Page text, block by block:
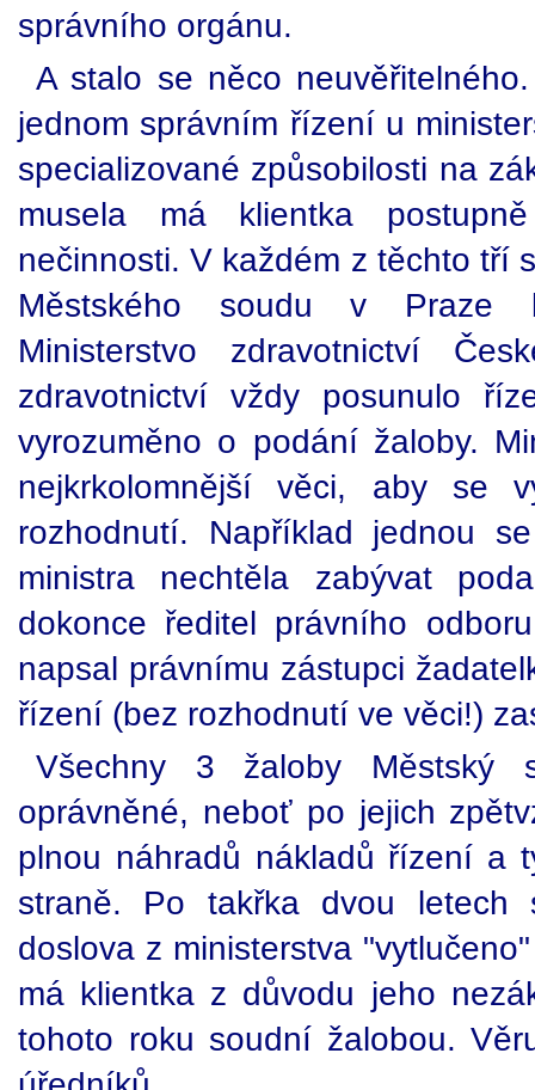
správního orgánu.
A stalo se něco
jednom správním řízení u
specializované způsobilosti na
musela má klientka
nečinnosti. V každém z těchto tří
Městského soudu v Praze
Ministerstvo zdravotnictví
zdravotnictví vždy posunulo
vyrozuměno o podání žaloby.
nejkrkolomnější věci, aby se
rozhodnutí. Například jednou
ministra nechtěla zabývat
dokonce ředitel právního
napsal právnímu zástupci
řízení (bez rozhodnutí ve věci!)
Všechny 3 žaloby
oprávněné, neboť po jejich
plnou náhradů nákladů řízení a
straně. Po takřka dvou letech
doslova z ministerstva
má klientka z důvodu jeho
tohoto roku soudní žalobou.